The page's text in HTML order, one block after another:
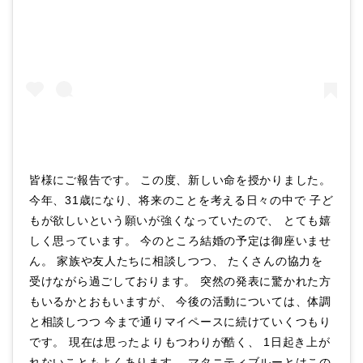
皆様にご報告です。 この度、新しい命を授かりました。
今年、31歳になり、将来のことを考える日々の中で 子ど
もが欲しいという願いが強くなっていたので、 とても嬉
しく思っています。 今のところ結婚の予定は御座いませ
ん。 家族や友人たちに相談しつつ、 たくさんの協力を
受けながら過ごしております。 突然の発表に驚かれた方
もいるかとおもいますが、 今後の活動については、体調
と相談しつつ 今まで通りマイペースに続けていくつもり
です。 現在は思ったよりもつわりが酷く、 1日起き上が